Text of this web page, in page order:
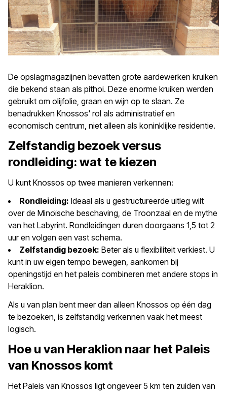
De opslagmagazijnen bevatten grote aardewerken kruiken
die bekend staan als pithoi. Deze enorme kruiken werden
gebruikt om olijfolie, graan en wijn op te slaan. Ze
benadrukken Knossos' rol als administratief en
economisch centrum, niet alleen als koninklijke residentie.
Zelfstandig bezoek versus
rondleiding: wat te kiezen
U kunt Knossos op twee manieren verkennen:
Rondleiding: Ideaal als u gestructureerde uitleg wilt
over de Minoïsche beschaving, de Troonzaal en de mythe
van het Labyrint. Rondleidingen duren doorgaans 1,5 tot 2
uur en volgen een vast schema.
Zelfstandig bezoek: Beter als u flexibiliteit verkiest. U
kunt in uw eigen tempo bewegen, aankomen bij
openingstijd en het paleis combineren met andere stops in
Heraklion.
Als u van plan bent meer dan alleen Knossos op één dag
te bezoeken, is zelfstandig verkennen vaak het meest
logisch.
Hoe u van Heraklion naar het Paleis
van Knossos komt
Het Paleis van Knossos ligt ongeveer 5 km ten zuiden van